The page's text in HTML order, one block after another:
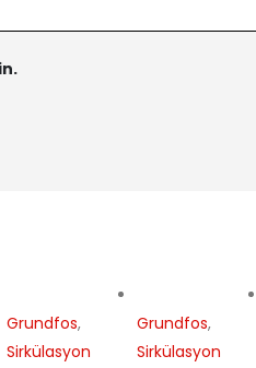
Grundfos,
Sirkülasyon
Grundfos,
Sirkülasyon